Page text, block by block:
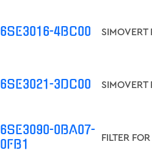
6SE3016-4BC00
6SE3021-3DC00
6SE3090-0BA07-
0FB1 FILTER